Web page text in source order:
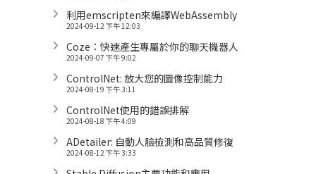
利用emscripten來編譯WebAssembly
2024-09-12 下午 12:03
Coze：快速產生專屬於你的聊天機器人
2024-09-07 下午 9:02
ControlNet: 放大您的圖像控制能力
2024-08-19 下午 3:11
ControlNet使用的錯誤排解
2024-08-18 下午 4:09
ADetailer: 自動人臉檢測和高品質修復
2024-08-12 下午 3:33